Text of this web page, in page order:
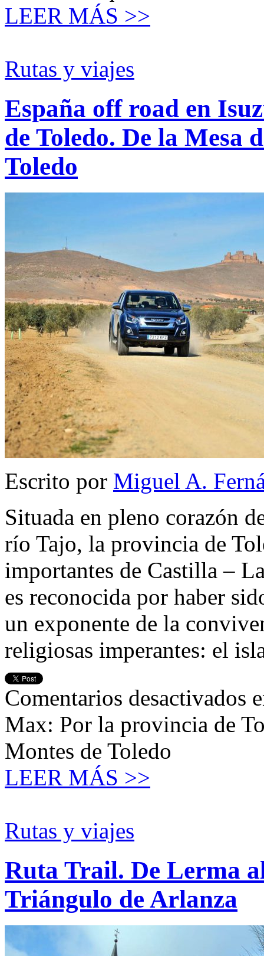
LEER MÁS >>
Rutas y viajes
España off road en
de Toledo. De la Mesa
Toledo
Escrito por Miguel A.
Situada en pleno corazón
río Tajo, la provincia de
importantes de Castilla –
es reconocida por haber
un exponente de la
religiosas imperantes: el
Comentarios desactivados
Max: Por la provincia de
Montes de Toledo
LEER MÁS >>
Rutas y viajes
Ruta Trail. De Lerma
Triángulo de Arlanza